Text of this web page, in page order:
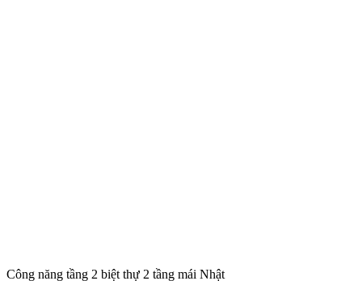
Công năng tầng 2 biệt thự 2 tầng mái Nhật